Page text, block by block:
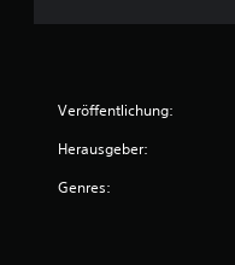
Veröffentlichung:
Herausgeber:
Genres: